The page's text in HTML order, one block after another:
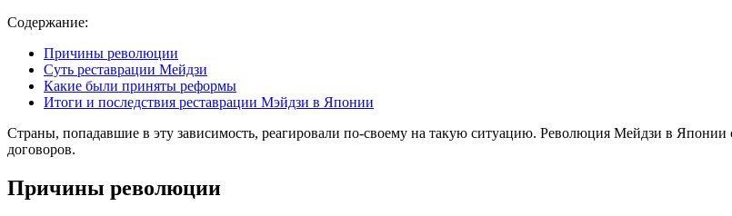
Содержание:
Причины революции
Суть реставрации Мейдзи
Какие были приняты реформы
Итоги и последствия реставрации Мэйдзи в Японии
Страны, попадавшие в эту зависимость, реагировали по-своему на такую ситуацию. Революция Мейдзи в Японии
договоров.
Причины революции